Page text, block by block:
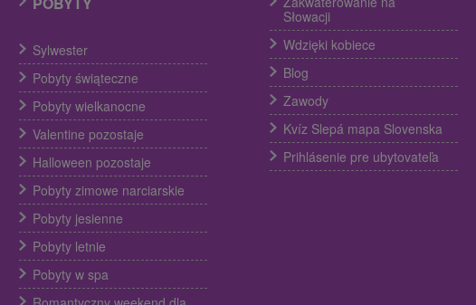
Sylwester
Pobyty świąteczne
Pobyty wielkanocne
Valentine pozostaje
Halloween pozostaje
Pobyty zimowe narciarskie
Pobyty jesienne
Pobyty letnie
Pobyty w spa
Słowacji
Wdzięki kobiece
Blog
Zawody
Kvíz Slepá mapa Slovenska
Prihlásenie pre ubytovateľa